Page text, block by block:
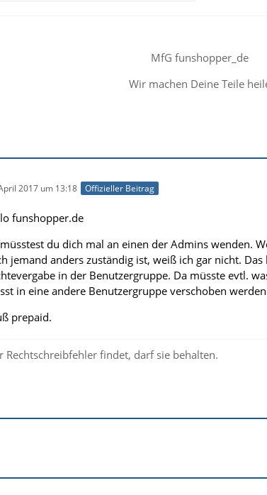
MfG funshopper_de
Wir machen Deine Teile
2017 um 13:18 Offizieller Beitrag
funshopper.de
du dich mal an einen der Admins wenden.
jemand anders zuständig ist, weiß ich gar nicht.
in der Benutzergruppe. Da müsste evtl.
in eine andere Benutzergruppe verschoben
prepaid.
Rechtschreibfehler findet, darf sie behalten.